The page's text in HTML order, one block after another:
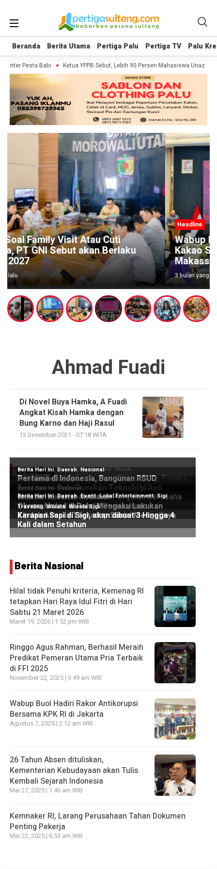
Beranda Berita Utama Pertiga Palu Pertiga TV Palu
Beranda Berita Utama Pertiga Palu Pertiga TV Palu
Pesta Babi Ketua YPPB Sebut, Lebih 90 Persen Mahasiswa Unazlam
Headline
Wabup Poso Jemput Peluang Besar
Kakao Sulawesi di Forum Strategis
Makassar
3 bulan yang lalu
Ahmad Fuadi
Di Novel Buya Hamka, A Fuadi
Angkat Kisah Hamka dengan
Bung Karno dan Haji Rasul
13 Desember 2021 - 07:18 WITA
Trending
Berita Nasional
Hilal tidak Penuhi kriteria, Kemenag RI
tetapkan Hari Raya Idul Fitri di Hari
Sabtu 21 Maret 2026
Maret 19, 2026 | 1:52 pm WIB
Ringgo Agus Rahman, Berhasil Meraih
Predikat Pemeran Utama Pria Terbaik
di FFI 2025
November 22, 2025 | 3:49 am WIB
Wabup Buol Hadiri Rakor Antikorupsi
Bersama KPK RI di Jakarta
Agustus 7, 2025 | 2:12 am WIB
26 Tahun Absen dituliskan,
Kementerian Kebudayaan akan Tulis
Kembali Sejarah Indonesia
Mei 27, 2025 | 1:46 am WIB
Kemnaker RI, Larang Perusahaan Tahan Dokumen
Penting Pekerja
Mei 22, 2025 | 6:53 am WIB